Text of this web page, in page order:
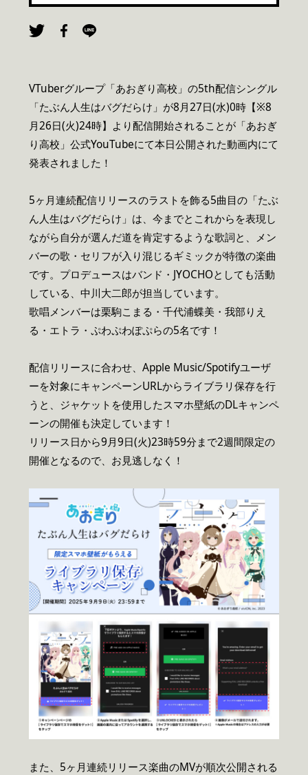
VTuberグループ「あおぎり高校」の5th配信シングル
「たぶん人生はバグだらけ」が8月27日(水)0時【※8
月26日(火)24時】より配信開始されることが「あおぎ
り高校」公式YouTubeにて本日公開された動画内にて
発表されました！
5ヶ月連続配信リリースのラストを飾る5曲目の「たぶ
ん人生はバグだらけ」は、今までとこれからを表現し
ながら自分が選んだ道を肯定するような歌詞と、メン
バーの歌・セリフが入り混じるギミックが特徴の楽曲
です。プロデュースはバンド・JYOCHOとしても活動
している、中川大二郎が担当しています。
歌唱メンバーは栗駒こまる・千代浦蝶美・我部りえ
る・エトラ・ぷわぷわぽぷらの5名です！
配信リリースに合わせ、Apple Music/Spotifyユーザ
ーを対象にキャンペーンURLからライブラリ保存を行
うと、ジャケットを使用したスマホ壁紙のDLキャンペ
ーンの開催も決定しています！
リリース日から9月9日(火)23時59分まで2週間限定の
開催となるので、お見逃しなく！
また、5ヶ月連続リリース楽曲のMVが順次公開される